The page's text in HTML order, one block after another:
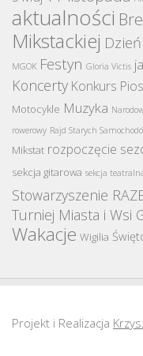
aktualności
Mikstackiej
MGOK Festyn Gloria Victis
Koncerty Konkurs
Motocykle Muzyka
rowerowy Rajd Starych
Mikstat rozpoczęcie
sekcja gitarowa sekcja
Stowarzyszenie
Turniej Miasta i Wsi
Wakacje Wigilia
Projekt i Realizacja